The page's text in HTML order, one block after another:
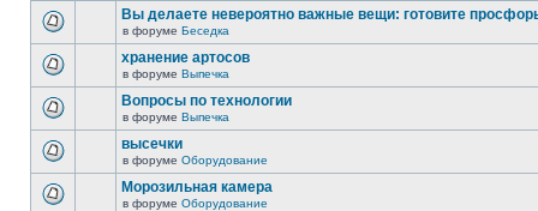
Вы делаете невероятно важные вещи: готовите
в форуме Беседка
хранение артосов
в форуме Выпечка
Вопросы по технологии
в форуме Выпечка
высечки
в форуме Оборудование
Морозильная камера
в форуме Оборудование